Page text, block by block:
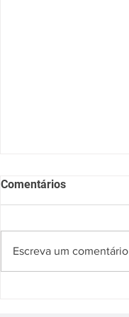
Comentários
Escreva um comentário